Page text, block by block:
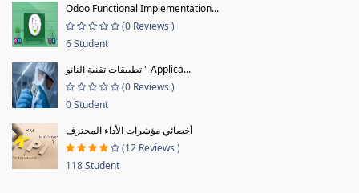
Odoo Functional Implementation...
(0 Reviews )
6 Student
تطبيقات تقنية النانو " Applica...
(0 Reviews )
0 Student
أخصائي مؤشرات الأداء المحترف
(12 Reviews )
118 Student